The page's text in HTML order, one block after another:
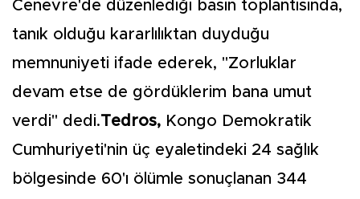
Cenevre'de düzenlediği basın toplantısında,
tanık olduğu kararlılıktan duyduğu
memnuniyeti ifade ederek, "Zorluklar
devam etse de gördüklerim bana umut
verdi" dedi.Tedros, Kongo Demokratik
Cumhuriyeti'nin üç eyaletindeki 24 sağlık
bölgesinde 60'ı ölümle sonuçlanan 344